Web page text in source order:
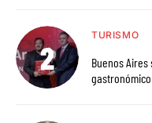
TURISMO
Buenos